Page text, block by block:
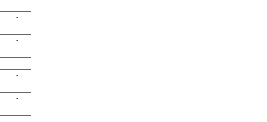
-
-
-
-
-
-
-
-
-
-